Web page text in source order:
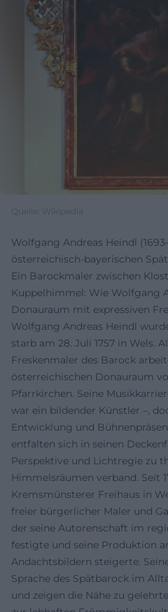
Quelle: Wikipedia
Wolfgang Andreas Heindl
österreichisch-bayerischen
Ein Barockmaler zwischen
Kuppelhimmel: Wie Wolfgang
Donauraum mit expressiven
Wolfgang Andreas Heindl
starb am 28. Juli 1757 in Wels.
Freskenmaler des Barock
österreichischen Donauraum
Pfarrkirchen. Seine
war ein bildender Künstler –,
Entwicklung und
entfalten sich in seinen
Perspektive und Lichtregie zu
Himmelsräumen verband. Seit
Kremsmünsterer Freihaus in
freier bürgerlicher Maler und
der seine Autorenschaft im
festigte und seine Produktion
Andachtsbildern steigerte.
Sprache des Spätbarock im
und zeigen die Nähe zu